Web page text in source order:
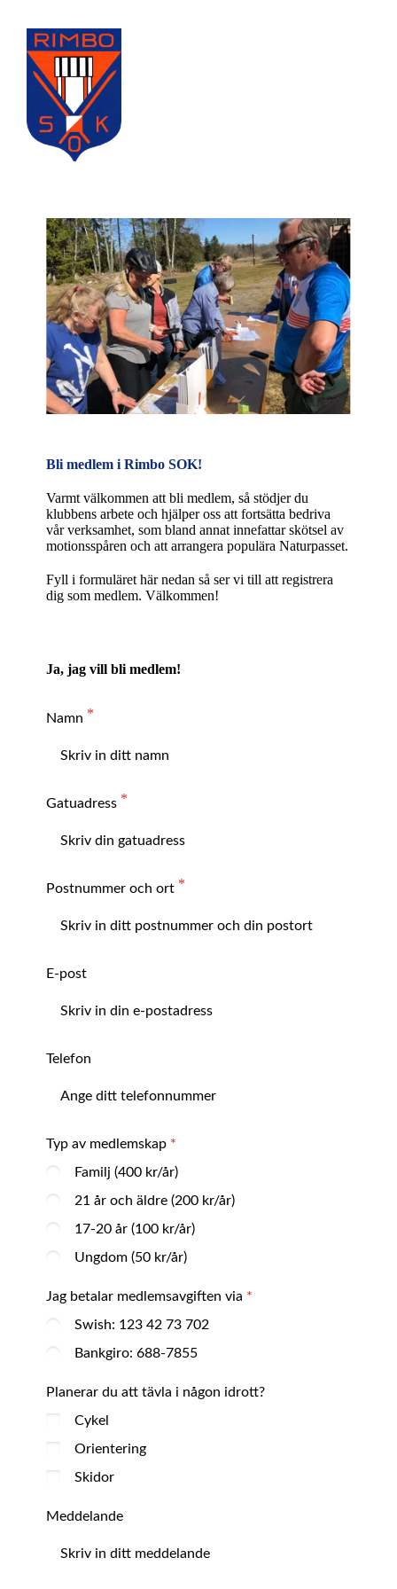
Bli medlem i Rimbo SOK!
Varmt välkommen att bli medlem, så stödjer du
klubbens arbete och hjälper oss att fortsätta bedriva
vår verksamhet, som bland annat innefattar skötsel av
motionsspåren och att arrangera populära Naturpasset.
Fyll i formuläret här nedan så ser vi till att registrera
dig som medlem. Välkommen!
Ja, jag vill bli medlem!
Namn
Gatuadress
Postnummer och ort
E-post
Telefon
Typ av medlemskap
Familj (400 kr/år)
21 år och äldre (200 kr/år)
17-20 år (100 kr/år)
Ungdom (50 kr/år)
Jag betalar medlemsavgiften via
Swish: 123 42 73 702
Bankgiro: 688-7855
Planerar du att tävla i någon idrott?
Cykel
Orientering
Skidor
Meddelande